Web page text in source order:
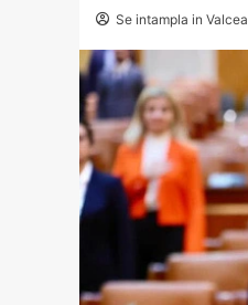
Se intampla in Valcea